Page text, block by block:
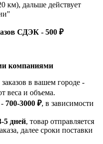
км), дальше действует
СДЭК - 500 ₽
компаниями
в вашем городе -
веса и объема.
700-3000 ₽, в зависимости
5 дней, товар отправляется
далее сроки поставки